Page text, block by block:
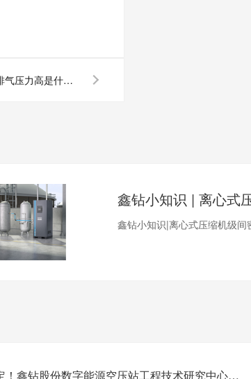
鑫钻小知识|螺杆空压机排气压力高是什么原因？
鑫钻小知识|离心式压缩机级间
省级认定！鑫钻股份数字能源空压站工程技术研究中心正式获批